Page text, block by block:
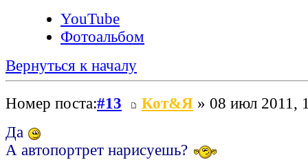
YouTube
Фотоальбом
Вернуться к началу
Номер поста:#13 Кот&Я » 08 июл 2011,
Да
А автопортрет нарисуешь?